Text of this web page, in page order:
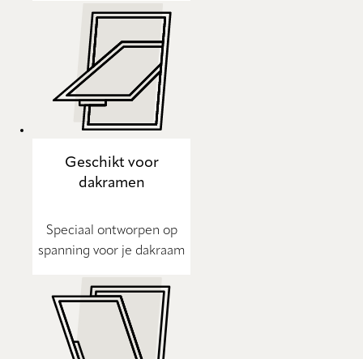
Geschikt voor
dakramen
Speciaal ontworpen op
spanning voor je dakraam